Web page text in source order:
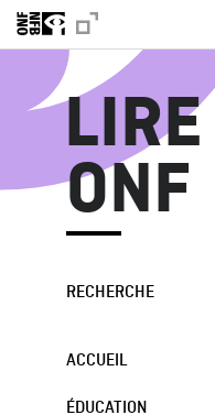
LIRE
ONF
RECHERCHE
ACCUEIL
ÉDUCATION